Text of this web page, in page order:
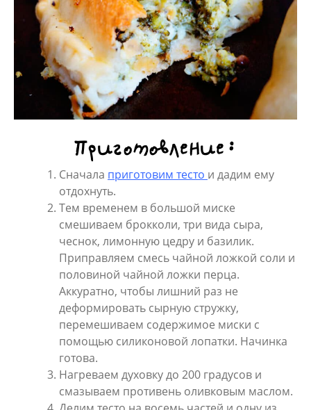
Приготовление:
Сначала приготовим тесто и дадим ему
отдохнуть.
Тем временем в большой миске
смешиваем брокколи, три вида сыра,
чеснок, лимонную цедру и базилик.
Приправляем смесь чайной ложкой соли и
половиной чайной ложки перца.
Аккуратно, чтобы лишний раз не
деформировать сырную стружку,
перемешиваем содержимое миски с
помощью силиконовой лопатки. Начинка
готова.
Нагреваем духовку до 200 градусов и
смазываем противень оливковым маслом.